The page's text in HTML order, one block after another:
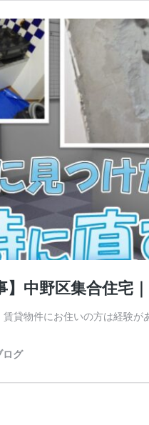
】中野区集合住宅
賃貸物件にお住いの方は経験
ログ